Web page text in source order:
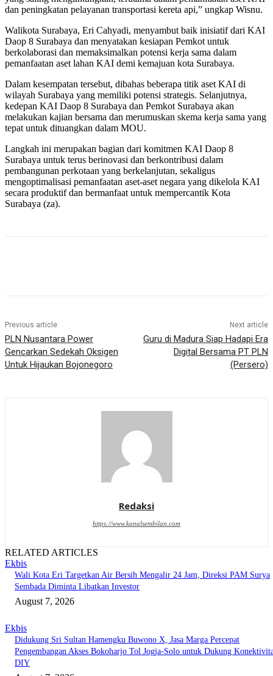
dan peningkatan pelayanan transportasi kereta api,” ungkap Wisnu.
Walikota Surabaya, Eri Cahyadi, menyambut baik inisiatif dari KAI
Daop 8 Surabaya dan menyatakan kesiapan Pemkot untuk
berkolaborasi dan memaksimalkan potensi kerja sama dalam
pemanfaatan aset lahan KAI demi kemajuan kota Surabaya.
Dalam kesempatan tersebut, dibahas beberapa titik aset KAI di
wilayah Surabaya yang memiliki potensi strategis. Selanjutnya,
kedepan KAI Daop 8 Surabaya dan Pemkot Surabaya akan
melakukan kajian bersama dan merumuskan skema kerja sama yang
tepat untuk dituangkan dalam MOU.
Langkah ini merupakan bagian dari komitmen KAI Daop 8
Surabaya untuk terus berinovasi dan berkontribusi dalam
pembangunan perkotaan yang berkelanjutan, sekaligus
mengoptimalisasi pemanfaatan aset-aset negara yang dikelola KAI
secara produktif dan bermanfaat untuk mempercantik Kota
Surabaya (za).
Previous article
PLN Nusantara Power
Gencarkan Sedekah Oksigen
Untuk Hijaukan Bojonegoro
Next article
Guru di Madura Siap Hadapi Era
Digital Bersama PT PLN
(Persero)
Redaksi
https://www.kanalsembilan.com
RELATED ARTICLES
Ekbis
Wali Kota Eri Targetkan Air Bersih Mengalir 24 Jam, Direksi PAM Surya
Sembada Diminta Libatkan Investor
August 7, 2026
Ekbis
Didukung Sri Sultan Hamengku Buwono X, Jasa Marga Percepat
Pengembangan Akses Bokoharjo Tol Jogja-Solo untuk Dukung
DIY